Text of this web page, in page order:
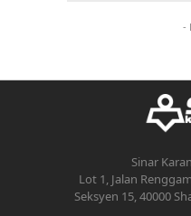
-
Sinar
Lot 1, Jalan
Seksyen 15, 40000